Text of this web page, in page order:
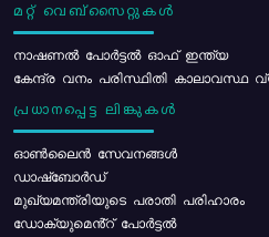
മറ്റ് വെബ്സൈറ്റുകൾ
നാഷണൽ പോർട്ടൽ ഓഫ് ഇന്ത്യ
കേന്ദ്ര വനം പരിസ്ഥിതി കാലാവസ്ഥ
പ്രധാനപ്പെട്ട ലിങ്കുകൾ
ഓൺലൈൻ സേവനങ്ങൾ
ഡാഷ്ബോർഡ്
മുഖ്യമന്ത്രിയുടെ പരാതി പരിഹാരം
ഡോക്യുമെൻ്റ് പോർട്ടൽ